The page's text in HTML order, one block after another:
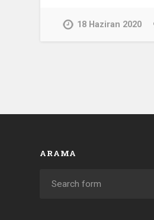
18 Haziran 2020
ARAMA